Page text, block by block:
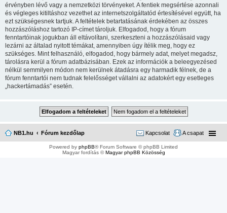
érvényben lévő vagy a nemzetközi törvényeket. A fentiek megsértése azonnali
és végleges kitiltáshoz vezethet az internetszolgáltatód értesítésével együtt, ha
ezt szükségesnek tartjuk. A feltételek betartatásának érdekében az összes
hozzászóláshoz tartozó IP-címet tároljuk. Elfogadod, hogy a fórum
fenntartóinak jogukban áll eltávolítani, szerkeszteni a hozzászólásaid vagy
lezárni az általad nyitott témákat, amennyiben úgy ítélik meg, hogy ez
szükséges. Mint felhasználó, elfogadod, hogy bármely adat, melyet megadsz,
tárolásra kerül a fórum adatbázisában. Ezek az információk a beleegyezésed
nélkül semmilyen módon nem kerülnek átadásra egy harmadik félnek, de a
fórum fenntartói nem tudnak felelősséget vállalni az adatokért egy esetleges
„hackertámadás” esetén.
NB1.hu Fórum kezdőlap A csapat
Kapcsolat
Powered by phpBB® Forum Software © phpBB Limited
Magyar fordítás ©Magyar phpBB Közösség